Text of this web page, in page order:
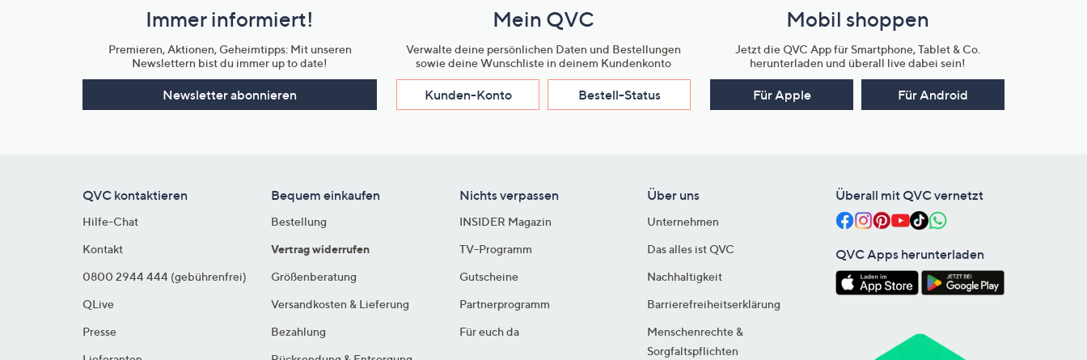
Unternehmensinformationen
Immer informiert!
Premieren, Aktionen, Geheimtipps: Mit unseren
Newslettern bist du immer up to date!
Newsletter abonnieren
Mein QVC
Verwalte deine persönlichen Daten und Bestellungen
sowie deine Wunschliste in deinem Kundenkonto
Kunden-Konto Bestell-Status
Mobil shoppen
Jetzt die QVC App für Smartphone, Tablet & Co.
herunterladen und überall live dabei sein!
Für Apple Für Android
QVC kontaktieren
Hilfe-Chat
Kontakt
0800 2944 444 (gebührenfrei)
QLive
Presse
Bequem einkaufen
Bestellung
Vertrag widerrufen
Größenberatung
Versandkosten & Lieferung
Bezahlung
Nichts verpassen
INSIDER Magazin
TV-Programm
Gutscheine
Partnerprogramm
Für euch da
Über uns
Unternehmen
Das alles ist QVC
Nachhaltigkeit
Barrierefreiheitserklärung
Menschenrechte &
Sorgfaltspflichten
Überall mit QVC vernetzt
QVC Apps herunterladen